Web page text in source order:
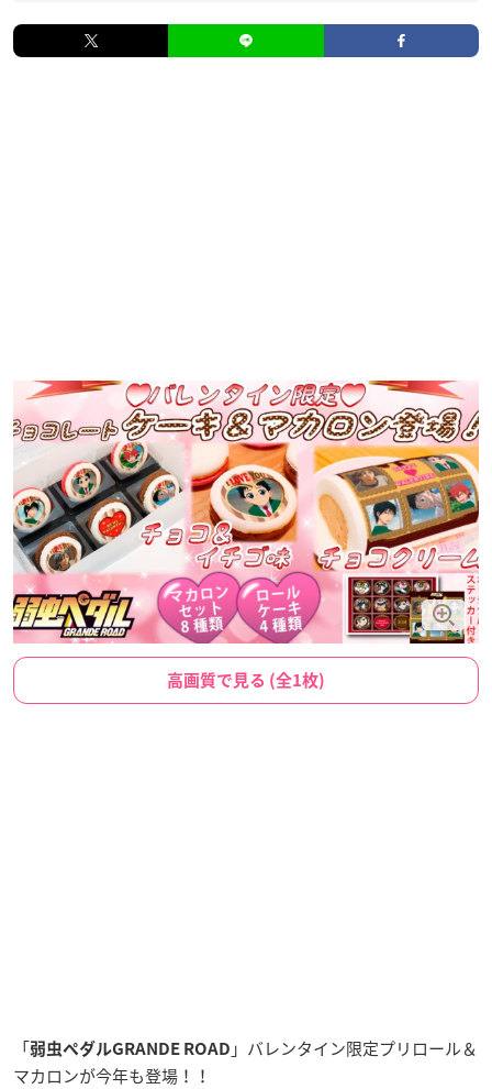
高画質で見る (全1枚)
「弱虫ペダルGRANDE ROAD 」バレンタイン限定プリロール＆
マカロンが今年も登場！！